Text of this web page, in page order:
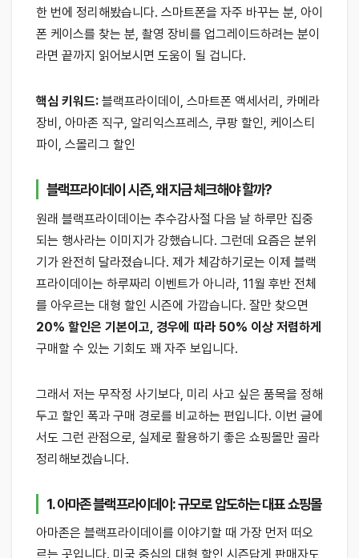
한 번에 정리해봤습니다. 스마트폰을 자주 바꾸는 분, 아이
폰 케이스를 찾는 분, 촬영 장비를 업그레이드하려는 분이
라면 끝까지 읽어보시면 도움이 될 겁니다.
핵심 키워드: 블랙프라이데이, 스마트폰 액세서리, 카메라
장비, 아마존 직구, 알리익스프레스, 쿠팡 할인, 케이스티
파이, 스몰리그 할인
블랙프라이데이 시즌, 왜 지금 체크해야 할까?
원래 블랙프라이데이는 추수감사절 다음 날 하루만 집중
되는 행사라는 이미지가 강했습니다. 그런데 요즘은 분위
기가 완전히 달라졌습니다. 제가 체감하기로는 이제 블랙
프라이데이는 하루짜리 이벤트가 아니라, 11월 후반 전체
를 아우르는 대형 할인 시즌에 가깝습니다. 잘만 찾으면
20% 할인은 기본이고, 경우에 따라 50% 이상 저렴하게
구매할 수 있는 기회도 꽤 자주 보입니다.
그래서 저는 무작정 사기보다, 미리 사고 싶은 품목을 정해
두고 할인 폭과 구매 경로를 비교하는 편입니다. 이번 글에
서도 그런 관점으로, 실제로 활용하기 좋은 쇼핑몰만 골라
정리해보겠습니다.
1. 아마존 블랙프라이데이: 규모로 압도하는 대표 쇼핑몰
아마존은 블랙프라이데이를 이야기할 때 가장 먼저 떠오
르는 곳입니다. 미국 중심의 대형 할인 시즌답게 판매자도